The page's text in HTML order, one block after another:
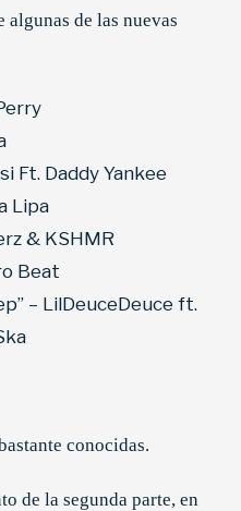
algunas de las nuevas
Ft. Daddy Yankee
Lipa
& KSHMR
Beat
– LilDeuceDeuce ft.
conocidas.
de la segunda parte, en